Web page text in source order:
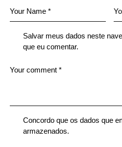
Salvar meus dados neste
que eu comentar.
Concordo que os dados que
armazenados.